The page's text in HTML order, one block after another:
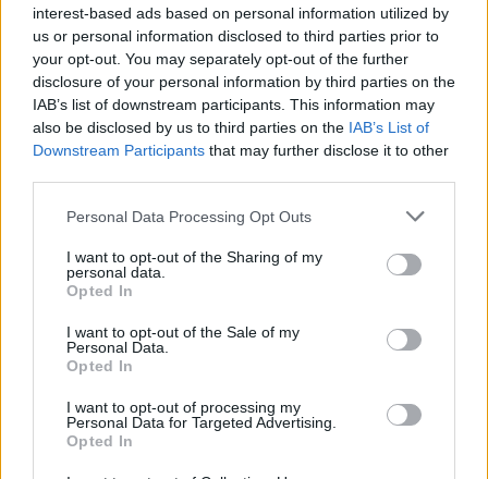
interest-based ads based on personal information utilized by
us or personal information disclosed to third parties prior to
your opt-out. You may separately opt-out of the further
disclosure of your personal information by third parties on the
IAB’s list of downstream participants. This information may
also be disclosed by us to third parties on the IAB’s List of
Downstream Participants that may further disclose it to other
Personal Data Processing Opt Outs
I want to opt-out of the Sharing of my
personal data.
Opted In
I want to opt-out of the Sale of my
Personal Data.
Opted In
I want to opt-out of processing my
Personal Data for Targeted Advertising.
Opted In
Setor do mármore do Alentejo avança com criação da primeira
associação regional dedicada à fileira
A fileira do mármore do Alentejo iniciou um processo inédito de
organização com a...
4 Agosto, 2026 - 21:23
Câmara de Vila Viçosa inicia requalificação do campo de São